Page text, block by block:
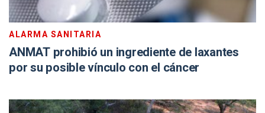
ALARMA SANITARIA
ANMAT prohibió un ingrediente de laxantes
por su posible vínculo con el cáncer